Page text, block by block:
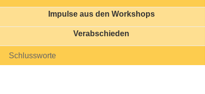
Impulse aus den Workshops
Verabschieden
Schlussworte